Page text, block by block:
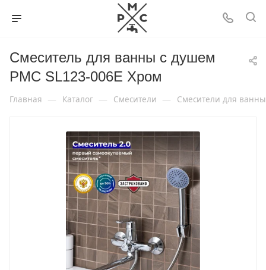
Смеситель для ванны с душем
РМС SL123-006E Хром
Главная — Каталог — Смесители — Смесители для